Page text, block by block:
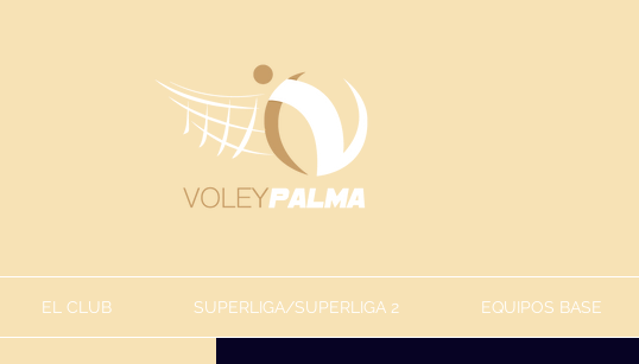
EL CLUB SUPERLIGA/SUPERLIGA 2 EQUIPOS BASE